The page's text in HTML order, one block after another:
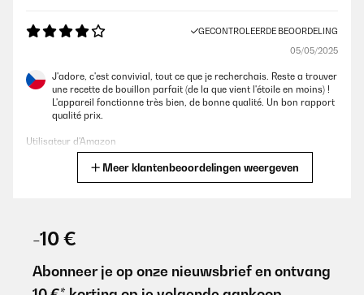
GECONTROLEERDE BEOORDELING
05/05/2025
J'adore, c'est convivial, tout ce que je recherchais. Reste a trouver
une recette de bouillon parfait (de la que vient l'étoile en moins) !
L'appareil fonctionne très bien, de bonne qualité. Un bon rapport
qualité prix.
Utilisateur d'Amazon
une recette de bouillon parfait (de la que vient l’étoile en moins) !
L’appareil fonctionne très bien, de bonne qualité. Un bon rapport
qualité prix.
Meer klantenbeoordelingen weergeven
-10 €
Abonneer je op onze nieuwsbrief en ontvang